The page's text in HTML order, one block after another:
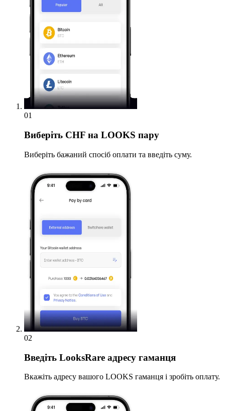
01
Виберіть CHF на LOOKS пару
Виберіть бажаний спосіб оплати та введіть суму.
02
Введіть LooksRare адресу гаманця
Вкажіть адресу вашого LOOKS гаманця і зробіть оплату.